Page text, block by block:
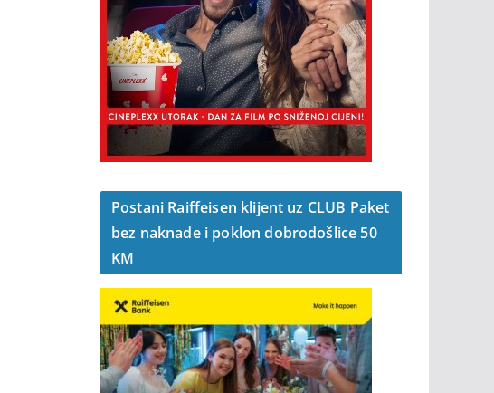
Postani Raiffeisen klijent uz CLUB Paket
bez naknade i poklon dobrodošlice 50
KM